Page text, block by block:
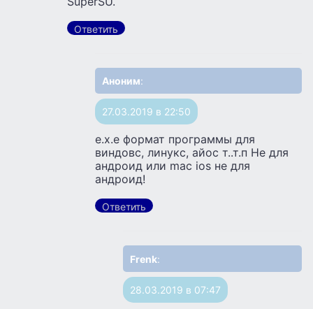
Ответить
Аноним:
27.03.2019 в 22:50
e.x.e формат программы для
виндовс, линукс, айос т..т.п Не для
андроид или mac ios не для
андроид!
Ответить
Frenk:
28.03.2019 в 07:47